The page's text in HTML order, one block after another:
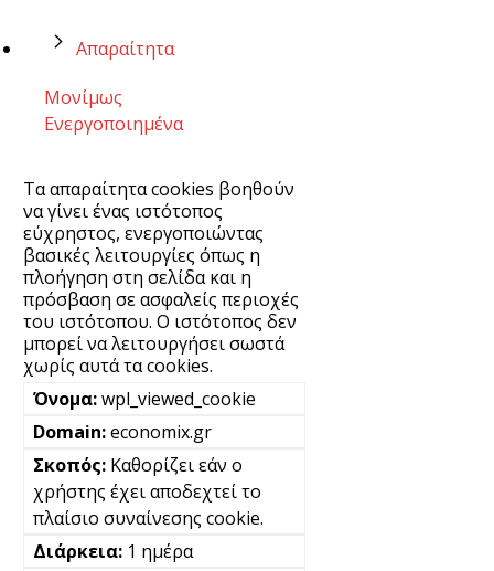
Απαραίτητα
Μονίμως
Ενεργοποιημένα
Τα απαραίτητα cookies βοηθούν
να γίνει ένας ιστότοπος
εύχρηστος, ενεργοποιώντας
βασικές λειτουργίες όπως η
πλοήγηση στη σελίδα και η
πρόσβαση σε ασφαλείς περιοχές
του ιστότοπου. Ο ιστότοπος δεν
μπορεί να λειτουργήσει σωστά
χωρίς αυτά τα cookies.
wpl_viewed_cookie
economix.gr
Καθορίζει εάν ο
χρήστης έχει αποδεχτεί το
πλαίσιο συναίνεσης cookie.
1 ημέρα